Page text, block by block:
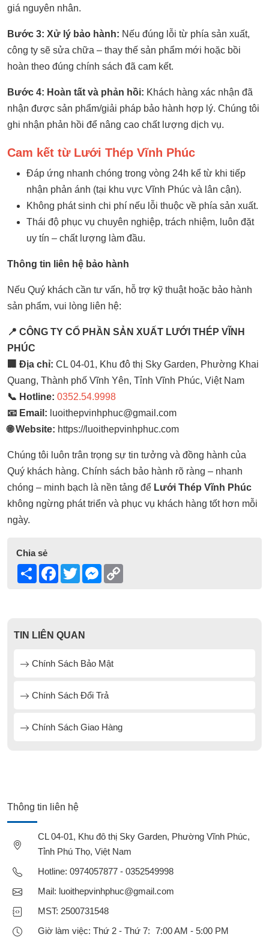
giá nguyên nhân.
Bước 3: Xử lý bảo hành: Nếu đúng lỗi từ phía sản xuất,
công ty sẽ sửa chữa – thay thế sản phẩm mới hoặc bồi
hoàn theo đúng chính sách đã cam kết.
Bước 4: Hoàn tất và phản hồi: Khách hàng xác nhận đã
nhận được sản phẩm/giải pháp bảo hành hợp lý. Chúng tôi
ghi nhận phản hồi để nâng cao chất lượng dịch vụ.
Cam kết từ Lưới Thép Vĩnh Phúc
Đáp ứng nhanh chóng trong vòng 24h kể từ khi tiếp
nhận phản ánh (tại khu vực Vĩnh Phúc và lân cận).
Không phát sinh chi phí nếu lỗi thuộc về phía sản xuất.
Thái độ phục vụ chuyên nghiệp, trách nhiệm, luôn đặt
uy tín – chất lượng làm đầu.
Thông tin liên hệ bảo hành
Nếu Quý khách cần tư vấn, hỗ trợ kỹ thuật hoặc bảo hành
sản phẩm, vui lòng liên hệ:
📍 CÔNG TY CỔ PHẦN SẢN XUẤT LƯỚI THÉP VĨNH
PHÚC
🏢 Địa chỉ: CL 04-01, Khu đô thị Sky Garden, Phường Khai
Quang, Thành phố Vĩnh Yên, Tỉnh Vĩnh Phúc, Việt Nam
📞 Hotline: 0352.54.9998
📧 Email: luoithepvinhphuc@gmail.com
🌐 Website: https://luoithepvinhphuc.com
Chúng tôi luôn trân trọng sự tin tưởng và đồng hành của
Quý khách hàng. Chính sách bảo hành rõ ràng – nhanh
chóng – minh bạch là nền tảng để Lưới Thép Vĩnh Phúc
không ngừng phát triển và phục vụ khách hàng tốt hơn mỗi
ngày.
Chia sẻ
Share Facebook
TwitterMessenger
TIN LIÊN QUAN
Chính Sách Bảo Mật
Chính Sách Đổi Trả
Chính Sách Giao Hàng
Thông tin liên hệ
CL 04-01, Khu đô thị Sky Garden, Phường Vĩnh Phúc,
Tỉnh Phú Thọ, Việt Nam
Hotline: 0974057877 - 0352549998
Mail: luoithepvinhphuc@gmail.com
MST: 2500731548
Giờ làm việc: Thứ 2 - Thứ 7: 7:00 AM - 5:00 PM